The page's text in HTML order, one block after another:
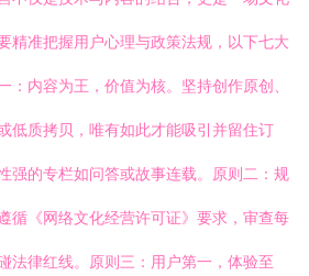
精准把握用户心理与政策法规，以下七大
：内容为王，价值为核。坚持创作原创、
低质拷贝，唯有如此才能吸引并留住订
强的专栏如问答或故事连载。原则二：规
循《网络文化经营许可证》要求，审查每
法律红线。原则三：用户第一，体验至